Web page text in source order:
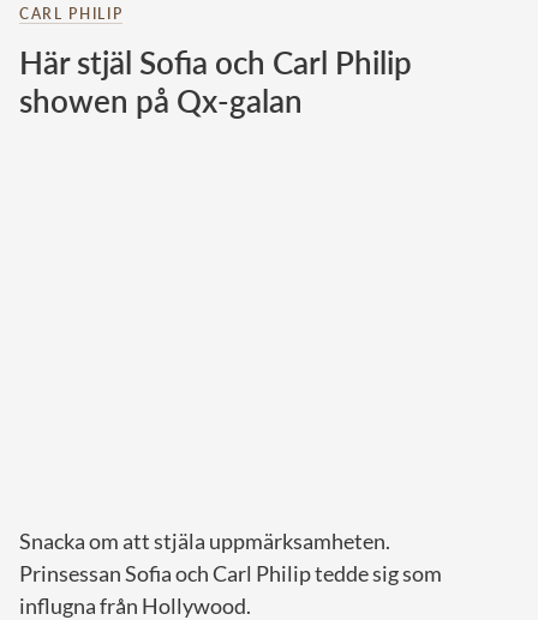
Spanska kungahuset
CARL PHILIP
Här stjäl Sofia och Carl Philip
showen på Qx-galan
Snacka om att stjäla uppmärksamheten.
Prinsessan Sofia och Carl Philip tedde sig som
influgna från Hollywood.